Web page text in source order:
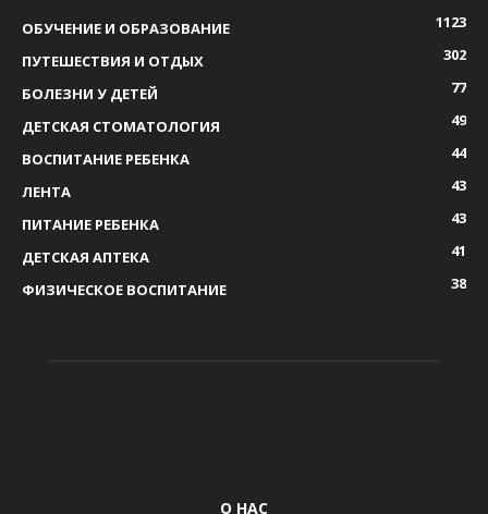
ОБУЧЕНИЕ И ОБРАЗОВАНИЕ
1123
ПУТЕШЕСТВИЯ И ОТДЫХ
302
БОЛЕЗНИ У ДЕТЕЙ
77
ДЕТСКАЯ СТОМАТОЛОГИЯ
49
ВОСПИТАНИЕ РЕБЕНКА
44
ЛЕНТА
43
ПИТАНИЕ РЕБЕНКА
43
ДЕТСКАЯ АПТЕКА
41
ФИЗИЧЕСКОЕ ВОСПИТАНИЕ
38
О НАС